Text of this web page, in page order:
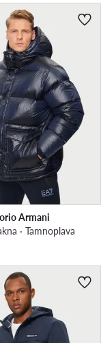
Armani
· Tamnoplava